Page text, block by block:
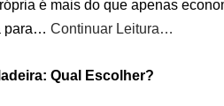
é mais do que apenas
para… Continuar Leitura…
Qual Escolher?